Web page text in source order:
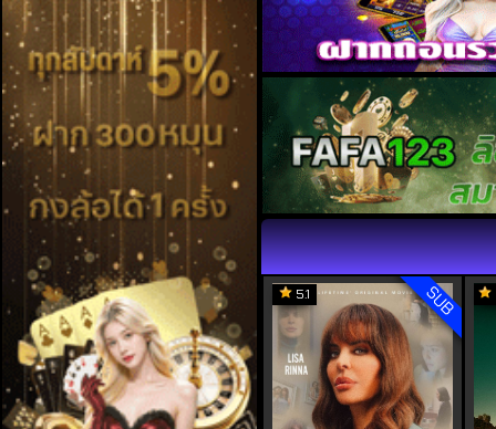
SUB
5.1